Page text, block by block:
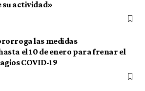
actividad»
las medidas
el 10 de enero para frenar el
COVID-19